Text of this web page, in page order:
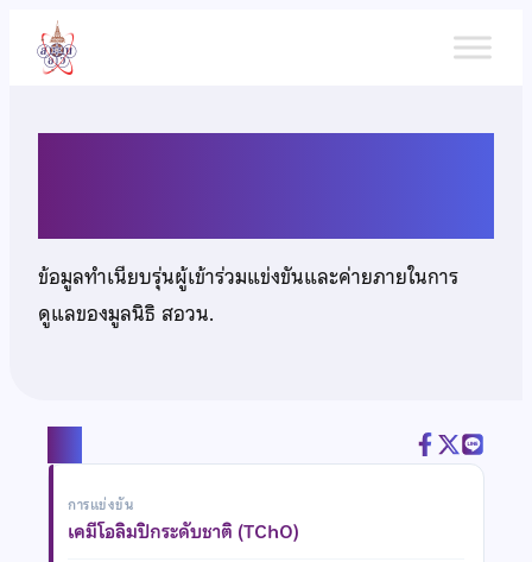
เนื้อหา
ข้อมูลทำเนียบรุ่นผู้เข้าร่วมแข่งขันและค่ายภายในการ
ดูแลของมูลนิธิ สอวน.
การแข่งขัน
เคมีโอลิมปิกระดับชาติ (TChO)